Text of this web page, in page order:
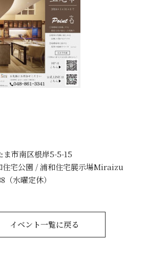
ま市南区根岸5-5-15
住宅公園 / 浦和住宅展示場Miraizu
（水曜定休）
イベント一覧に戻る